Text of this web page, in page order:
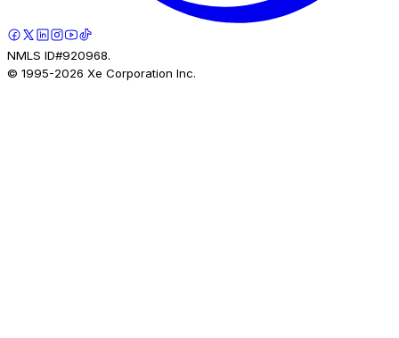
NMLS ID#920968.
© 1995-2026 Xe Corporation Inc.